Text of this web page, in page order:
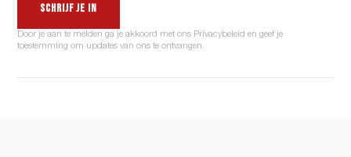
Schrijf je in
Door je aan te melden ga je akkoord met ons Privacybeleid en geef je
toestemming om updates van ons te ontvangen.